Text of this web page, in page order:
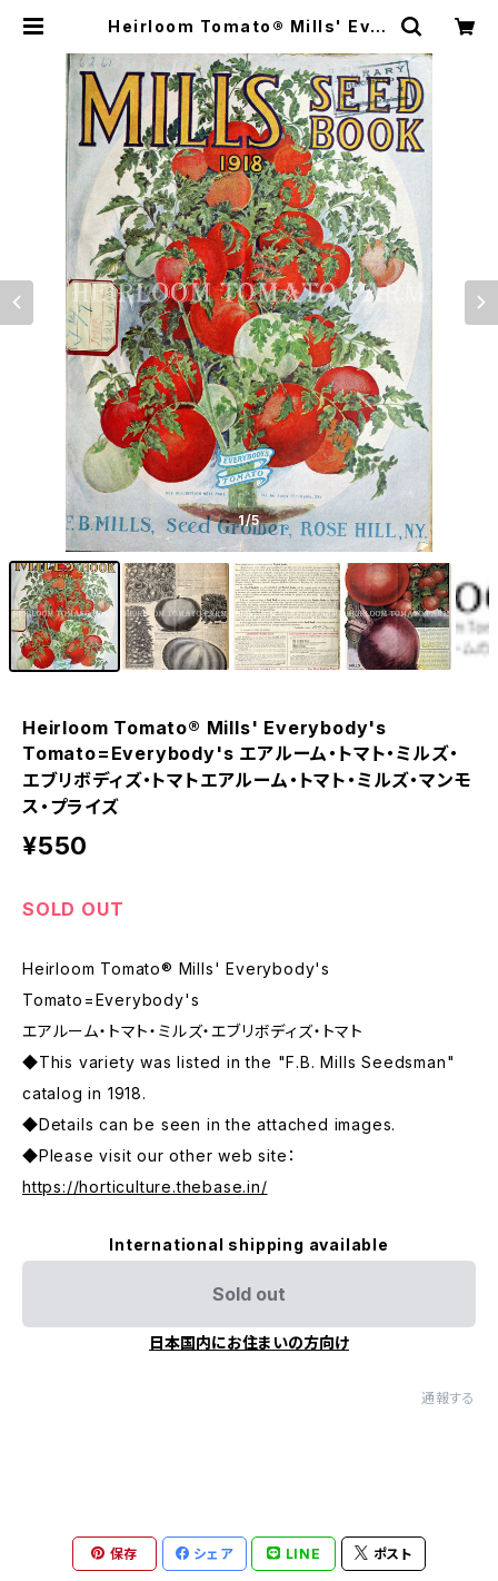
Heirloom Tomato® Mills' Ever
エアルーム・トマト・ミルズ・エブリボ
ディズ・トマトエアルーム・トマト・ミル
ズ・マンモス・プライズ | Heirloom
Tomato Farm
1/5
Heirloom Tomato® Mills' Everybody's
Tomato=Everybody's エアルーム・トマト・ミルズ・
エブリボディズ・トマトエアルーム・トマト・ミルズ・マンモ
ス・プライズ
¥550
SOLD OUT
Heirloom Tomato® Mills' Everybody's
Tomato=Everybody's
エアルーム・トマト・ミルズ・エブリボディズ・トマト
◆This variety was listed in the "F.B. Mills Seedsman"
catalog in 1918.
◆Details can be seen in the attached images.
◆Please visit our other web site：
https://horticulture.thebase.in/
International shipping available
Sold out
日本国内にお住まいの方向け
通報する
保存 シェア LINE ポスト